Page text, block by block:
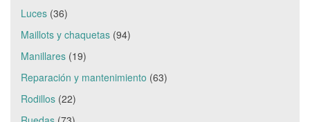
Luces (36)
Maillots y chaquetas (94)
Manillares (19)
Reparación y mantenimiento (63)
Rodillos (22)